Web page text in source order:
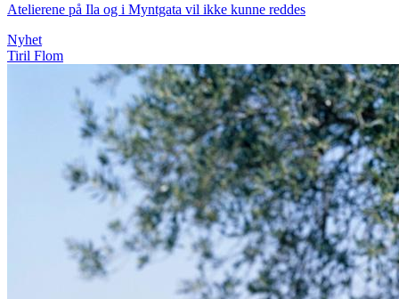
Atelierene på Ila og i Myntgata vil ikke kunne reddes
Nyhet
Tiril Flom